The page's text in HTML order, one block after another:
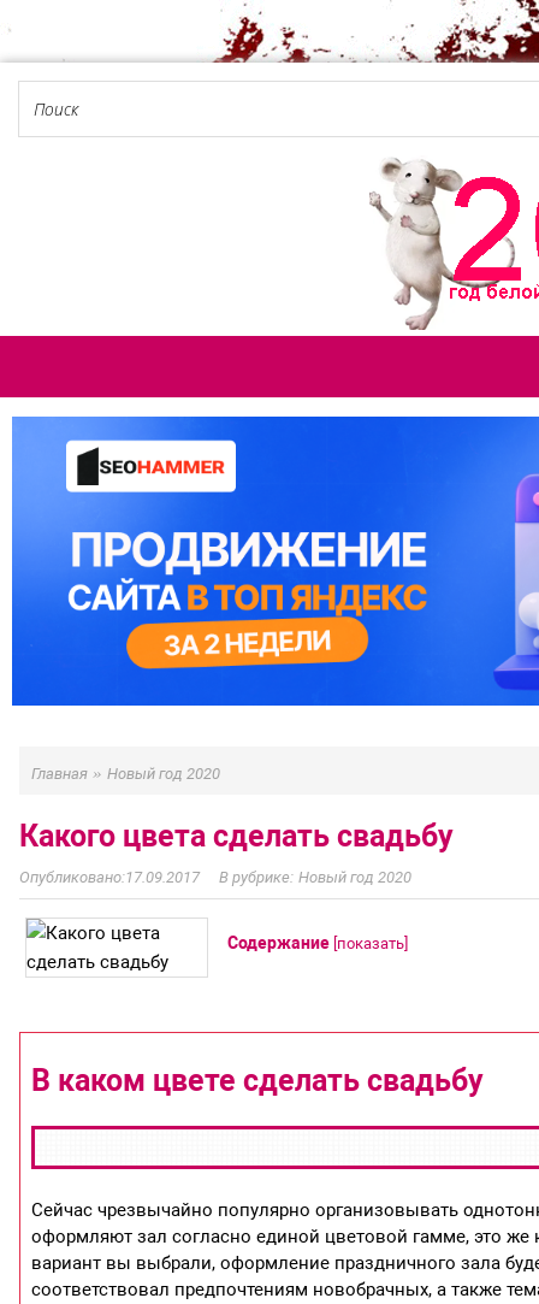
Главная » Новый год 2020
Какого цвета сделать свадьбу
17.09.2017 Новый год 2020
Содержание [показать]
В каком цвете сделать свадьбу
Сейчас чрезвычайно популярно организовывать
оформляют зал согласно единой цветовой гамме, это же
вариант вы выбрали, оформление праздничного зала
соответствовал предпочтениям новобрачных, а также